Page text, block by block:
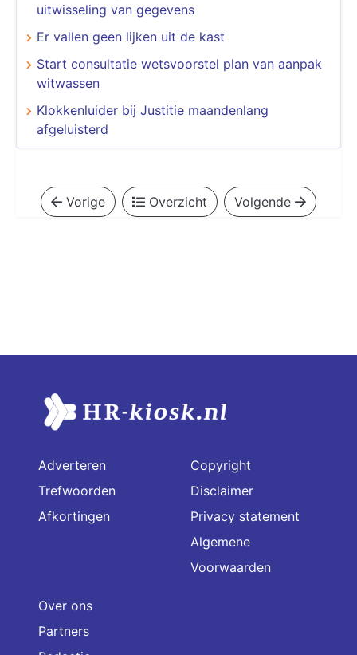
uitwisseling van gegevens
Er vallen geen lijken uit de kast
Start consultatie wetsvoorstel plan van aanpak
witwassen
Klokkenluider bij Justitie maandenlang
afgeluisterd
Vorige Overzicht Volgende
Adverteren
Trefwoorden
Afkortingen
Copyright
Disclaimer
Privacy statement
Algemene
Voorwaarden
Over ons
Partners